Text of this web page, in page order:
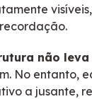
não
No entanto,
a jusante,